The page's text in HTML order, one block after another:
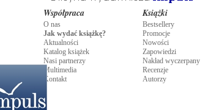
Współpraca
O nas
Jak wydać książkę?
Aktualności
Katalog książek
Nasi partnerzy
Multimedia
Kontakt
Książki
Bestsellery
Promocje
Nowości
Zapowiedzi
Nakład wyczerpany
Recenzje
Autorzy